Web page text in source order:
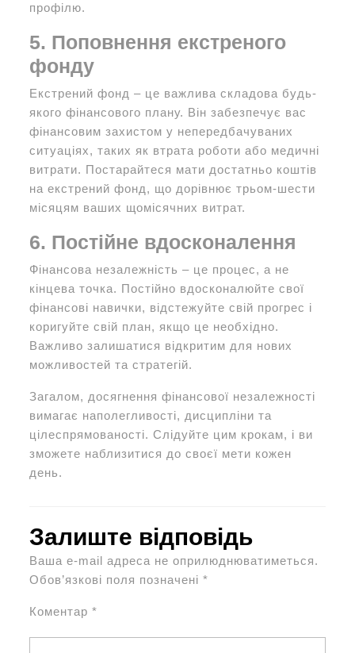
профілю.
5. Поповнення екстреного
фонду
Екстрений фонд – це важлива складова будь-
якого фінансового плану. Він забезпечує вас
фінансовим захистом у непередбачуваних
ситуаціях, таких як втрата роботи або медичні
витрати. Постарайтеся мати достатньо коштів
на екстрений фонд, що дорівнює трьом-шести
місяцям ваших щомісячних витрат.
6. Постійне вдосконалення
Фінансова незалежність – це процес, а не
кінцева точка. Постійно вдосконалюйте свої
фінансові навички, відстежуйте свій прогрес і
коригуйте свій план, якщо це необхідно.
Важливо залишатися відкритим для нових
можливостей та стратегій.
Загалом, досягнення фінансової незалежності
вимагає наполегливості, дисципліни та
цілеспрямованості. Слідуйте цим крокам, і ви
зможете наблизитися до своєї мети кожен
день.
Залиште відповідь
Ваша e-mail адреса не оприлюднюватиметься.
Обов’язкові поля позначені *
Коментар *